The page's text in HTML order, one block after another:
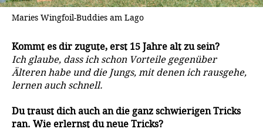
Maries Wingfoil-Buddies am Lago
Kommt es dir zugute, erst 15 Jahre alt zu sein?
Ich glaube, dass ich schon Vorteile gegenüber
Älteren habe und die Jungs, mit denen ich rausgehe,
lernen auch schnell.
Du traust dich auch an die ganz schwierigen Tricks
ran. Wie erlernst du neue Tricks?